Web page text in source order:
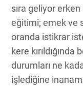
sıra geliyor
eğitimi; emek ve
oranda istikrar
kere
durumları ne
işlediğine